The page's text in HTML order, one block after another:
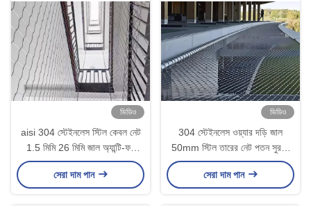
ভিডিও
aisi 304 স্টেইনলেস স্টিল কেবল নেট
1.5 মিমি 26 মিমি জাল অ্যান্টি-ফল
ফেন্সিং
সেরা দাম পান
ভিডিও
304 স্টেইনলেস ওয়্যার দড়ি জাল
50mm স্টিল তারের নেট পতন সুরক্ষা
জন্য
সেরা দাম পান